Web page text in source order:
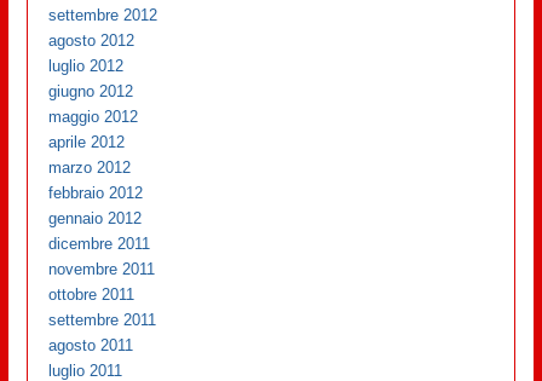
settembre 2012
agosto 2012
luglio 2012
giugno 2012
maggio 2012
aprile 2012
marzo 2012
febbraio 2012
gennaio 2012
dicembre 2011
novembre 2011
ottobre 2011
settembre 2011
agosto 2011
luglio 2011